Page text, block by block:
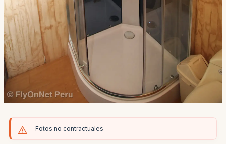
Fotos no contractuales